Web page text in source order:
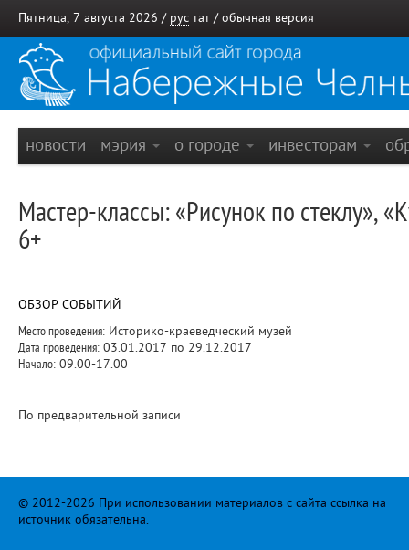
Пятница, 7 августа 2026 / рус тат / обычная версия
новости мэрия о городе инвесторам
Мастер-классы: «Рисунок по стеклу»,
6+
ОБЗОР СОБЫТИЙ
Место проведения: Историко-краеведческий музей
Дата проведения: 03.01.2017 по 29.12.2017
Начало: 09.00-17.00
По предварительной записи
© 2012-2026 При использовании материалов с сайта ссылка на
источник обязательна.